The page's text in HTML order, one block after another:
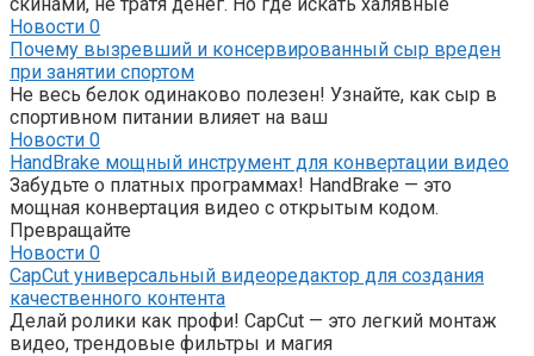
Новости 0
Почему вызревший и консервированный сыр вреден
при занятии спортом
Не весь белок одинаково полезен! Узнайте, как сыр в
спортивном питании влияет на ваш
Новости 0
HandBrake мощный инструмент для конвертации видео
Забудьте о платных программах! HandBrake — это
мощная конвертация видео с открытым кодом.
Превращайте
Новости 0
CapCut универсальный видеоредактор для создания
качественного контента
Делай ролики как профи! CapCut — это легкий монтаж
видео, трендовые фильтры и магия